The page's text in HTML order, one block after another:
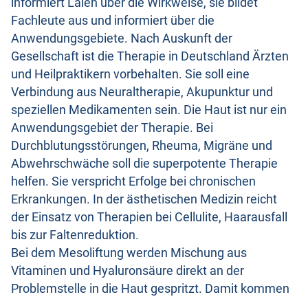
informiert Laien über die Wirkweise, sie bildet
Fachleute aus und informiert über die
Anwendungsgebiete. Nach Auskunft der
Gesellschaft ist die Therapie in Deutschland Ärzten
und Heilpraktikern vorbehalten. Sie soll eine
Verbindung aus Neuraltherapie, Akupunktur und
speziellen Medikamenten sein. Die Haut ist nur ein
Anwendungsgebiet der Therapie. Bei
Durchblutungsstörungen, Rheuma, Migräne und
Abwehrschwäche soll die superpotente Therapie
helfen. Sie verspricht Erfolge bei chronischen
Erkrankungen. In der ästhetischen Medizin reicht
der Einsatz von Therapien bei Cellulite, Haarausfall
bis zur Faltenreduktion.
Bei dem Mesoliftung werden Mischung aus
Vitaminen und Hyaluronsäure direkt an der
Problemstelle in die Haut gespritzt. Damit kommen